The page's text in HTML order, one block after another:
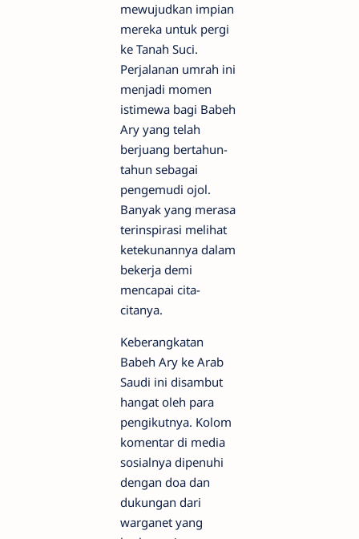
mewujudkan impian
mereka untuk pergi
ke Tanah Suci.
Perjalanan umrah ini
menjadi momen
istimewa bagi Babeh
Ary yang telah
berjuang bertahun-
tahun sebagai
pengemudi ojol.
Banyak yang merasa
terinspirasi melihat
ketekunannya dalam
bekerja demi
mencapai cita-
citanya.
Keberangkatan
Babeh Ary ke Arab
Saudi ini disambut
hangat oleh para
pengikutnya. Kolom
komentar di media
sosialnya dipenuhi
dengan doa dan
dukungan dari
warganet yang